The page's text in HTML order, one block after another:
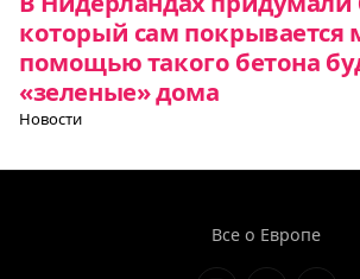
который сам покрывается
помощью такого бетона
«зеленые» дома
Новости
Все о Европе